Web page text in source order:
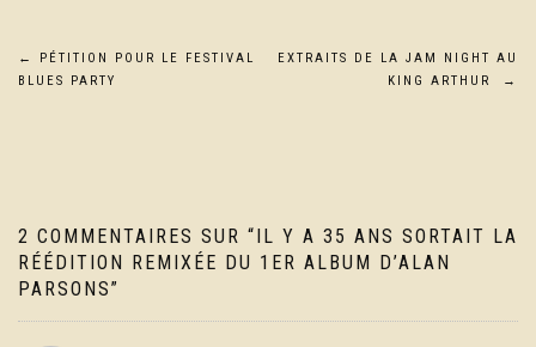
Navigation
←
PÉTITION POUR LE FESTIVAL
BLUES PARTY
EXTRAITS DE LA JAM NIGHT AU
KING ARTHUR
→
2 COMMENTAIRES SUR “ IL Y A 35 ANS SORTAIT LA
RÉÉDITION REMIXÉE DU 1ER ALBUM D’ALAN
PARSONS”